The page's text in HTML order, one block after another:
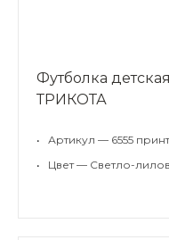
Футболка
ТРИКОТА
•
Артикул — 6555 принт
•
Цвет — Светло-